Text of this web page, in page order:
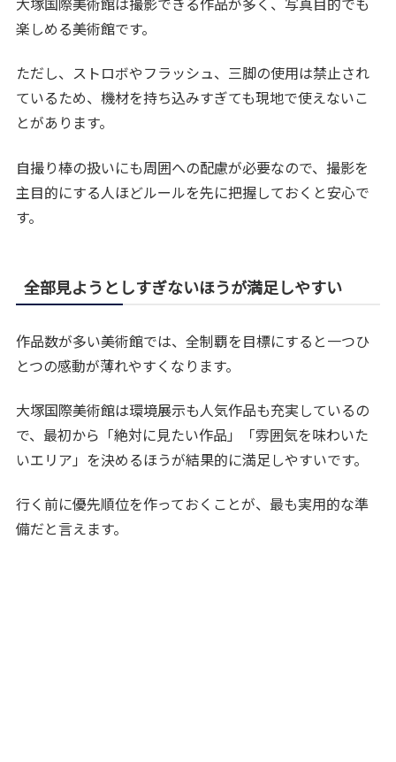
楽しめる美術館です。
ただし、ストロボやフラッシュ、三脚の使用は禁止され
ているため、機材を持ち込みすぎても現地で使えないこ
とがあります。
自撮り棒の扱いにも周囲への配慮が必要なので、撮影を
主目的にする人ほどルールを先に把握しておくと安心で
す。
全部見ようとしすぎないほうが満足しやすい
作品数が多い美術館では、全制覇を目標にすると一つひ
とつの感動が薄れやすくなります。
大塚国際美術館は環境展示も人気作品も充実しているの
で、最初から「絶対に見たい作品」「雰囲気を味わいた
いエリア」を決めるほうが結果的に満足しやすいです。
行く前に優先順位を作っておくことが、最も実用的な準
備だと言えます。